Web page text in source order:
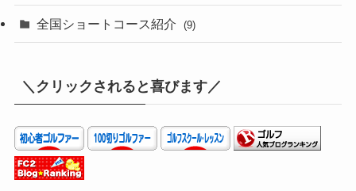
全国ショートコース紹介 (9)
＼クリックされると喜びます／